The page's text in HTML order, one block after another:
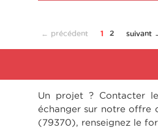
← précédent 1 2 suivant
Un projet ? Contacter
échanger sur notre offre
(79370), renseignez le